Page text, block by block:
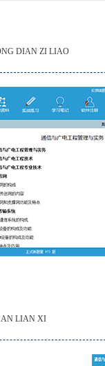
DIAN ZI LIAO
LIAN XI